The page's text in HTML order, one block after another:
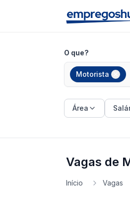
O que?
Motorista
Área
Vagas de
Início Vagas